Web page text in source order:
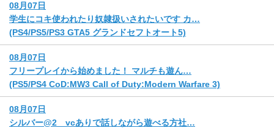
08月07日
学生にコキ使われたり奴隷扱いされたいです カ…
(PS4/PS5/PS3 GTA5 グランドセフトオート5)
08月07日
フリープレイから始めました！ マルチも遊ん…
(PS5/PS4 CoD:MW3 Call of Duty:Modern Warfare 3)
08月07日
シルバー@2 vcありで話しながら遊べる方社…